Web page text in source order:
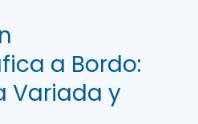
a Bordo:
Variada y